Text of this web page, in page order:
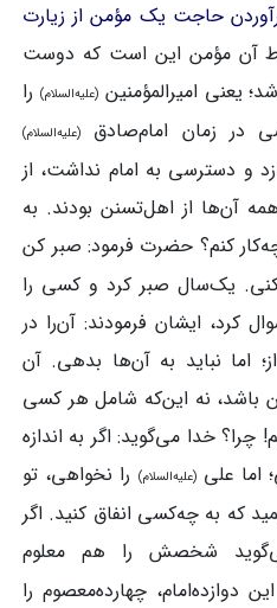
حاجت یک مؤمن از زیارت
آن مؤمن این است که دوست
یعنی امیرالمؤمنین(علیه‌السلام) را
در زمان امام‌صادق
(علیه‌السلام)
و دسترسی به امام نداشت، از
آن‌ها از اهل‌تسنن بودند. به
کنم؟ حضرت فرمود: صبر کن
کنی. یک‌سال صبر کرد و کسی را
کرد، ایشان فرمودند: آن‌را در
اما نباید به آن‌ها بدهی. آن
باشد، نه این‌که شامل هر کسی
چرا؟ خدا می‌گوید: اگر به اندازه
اما علی(علیه‌السلام) را نخواهی، تو
که به چه‌کسی انفاق کنید. اگر
شخصش را هم معلوم
چهارده‌معصوم را